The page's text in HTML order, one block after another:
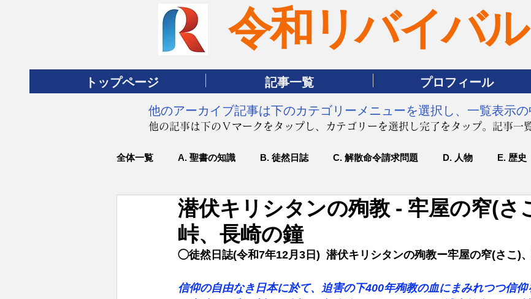
令和リバイバル
トップページ 記事一覧 プロフィール
他のアーカイブ記事は下のカテゴリーメニューを選択し、一覧表示の
他の記事は下のＶマークをタップし、カテゴリーを選択し完了をタップ。記事一
全体一覧 A. 聖書の知識 B. 徒然日誌 C. 解散命令請求問題 D. 人物 E. 歴史
潜伏キリシタンの殉教 - 牢屋の窄(さ
峠、長崎の鐘
◯徒然日誌(令和7年12月3日)  潜伏キリシタンの殉教ー牢屋の窄(さこ)
信仰の自由なき日本に於て、迫害の下400年殉教の血にまみれつつ信